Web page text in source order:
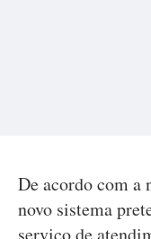
De acordo com a
novo sistema
serviço de